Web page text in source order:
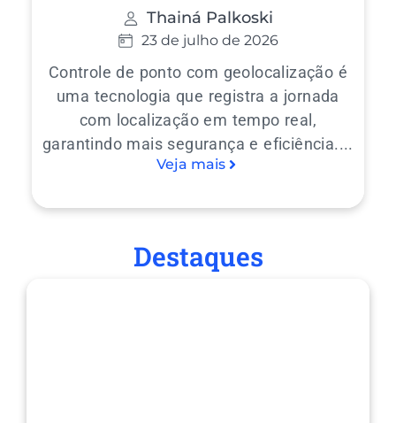
Thainá Palkoski
23 de julho de 2026
Controle de ponto com geolocalização é
uma tecnologia que registra a jornada
com localização em tempo real,
garantindo mais segurança e eficiência....
Veja mais
Destaques